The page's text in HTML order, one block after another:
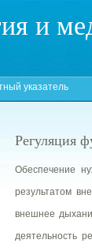
и
указатель
Регуляция
Обеспечение
результатом
внешнее
деятельность